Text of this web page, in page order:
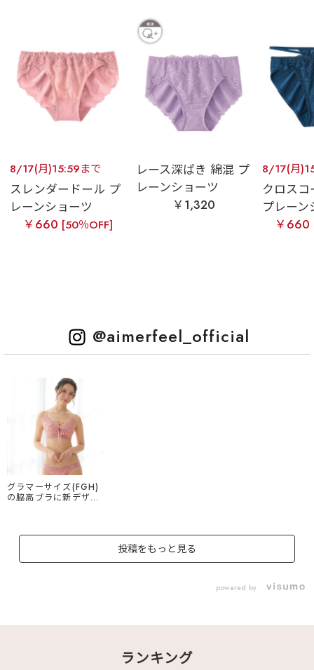
8/17(月)15:59まで
スレンダードール プ
レーンショーツ
￥660 [50％OFF]
レース深ばき 綿混 プ
レーンショーツ
￥1,320
8/17(月
クロスコ
プレーン
￥660
@aimerfeel_official
グラマーサイズ(FGH)
の脇高ブラに新デザイ
トの脇逃げを防ぐ脇高
ザインで脇がスッキリ
コンパクトに見せてく
投稿をもっと見る
powered by
ランキング